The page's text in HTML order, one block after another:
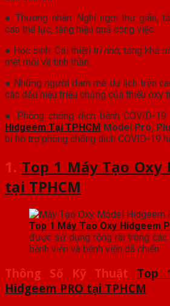
● Thương nhân: Nghỉ ngơi thư giãn,
cao thể lực, tăng hiệu quả công việc.
● Học sinh: Cải thiện trí nhớ, tăng khả
mệt mỏi về tinh thần.
● Những người đam mê du lịch trên
các dấu hiệu triệu chứng của thiếu oxy
● Phòng chống dịch bệnh COVID-
Hidgeem Tại TPHCM Model Pro,
bị hỗ trợ phòng chống dịch COVID-19
1. Top 1 Máy Tạo Oxy
tại TPHCM
Top 1 Máy Tạo Oxy Hidgeem
được sử dụng rộng rãi trong các
bệnh viện và bệnh viện dã chiến.
Thông Số Kỹ Thuật Top
Hidgeem PRO tại TPHCM